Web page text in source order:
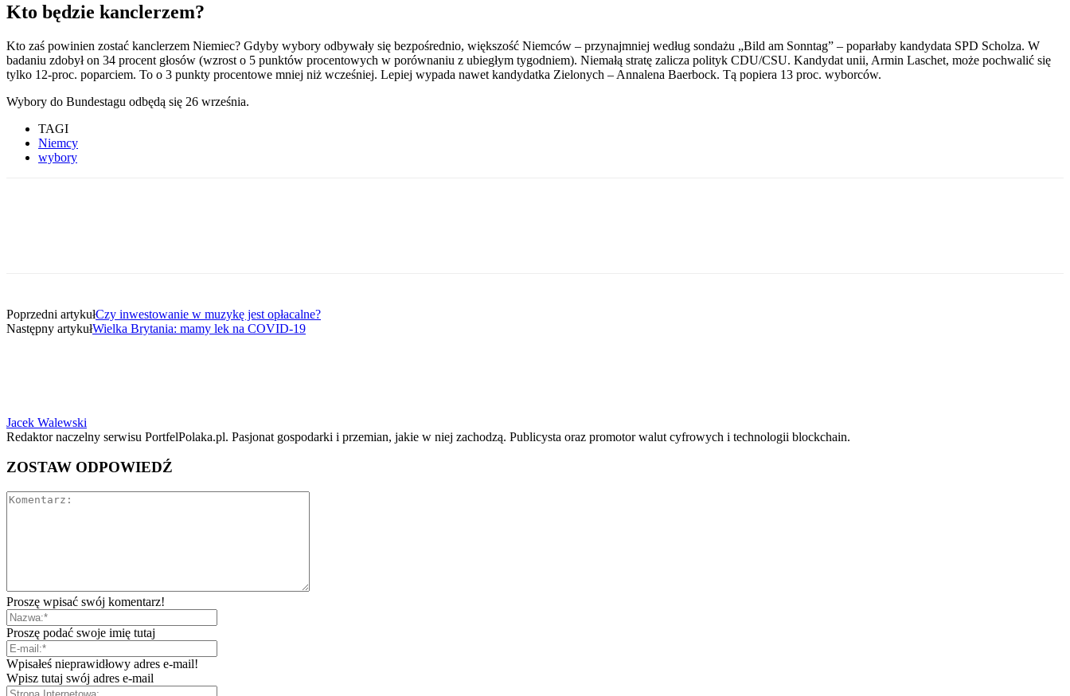
Kto będzie kanclerzem?
Kto zaś powinien zostać kanclerzem Niemiec? Gdyby wybory odbywały się bezpośrednio, większość Niemców – przynajmniej według sondażu „Bild am Sonntag” – poparłaby kandydata SPD Scholza. W
badaniu zdobył on 34 procent głosów (wzrost o 5 punktów procentowych w porównaniu z ubiegłym tygodniem). Niemałą stratę zalicza polityk CDU/CSU. Kandydat unii, Armin Laschet, może pochwalić się
tylko 12-proc. poparciem. To o 3 punkty procentowe mniej niż wcześniej. Lepiej wypada nawet kandydatka Zielonych – Annalena Baerbock. Tą popiera 13 proc. wyborców.
Wybory do Bundestagu odbędą się 26 września.
TAGI
Niemcy
wybory
Poprzedni artykułCzy inwestowanie w muzykę jest opłacalne?
Następny artykułWielka Brytania: mamy lek na COVID-19
Jacek Walewski
Redaktor naczelny serwisu PortfelPolaka.pl. Pasjonat gospodarki i przemian, jakie w niej zachodzą. Publicysta oraz promotor walut cyfrowych i technologii blockchain.
ZOSTAW ODPOWIEDŹ
Proszę wpisać swój komentarz!
Proszę podać swoje imię tutaj
Wpisałeś nieprawidłowy adres e-mail!
Wpisz tutaj swój adres e-mail